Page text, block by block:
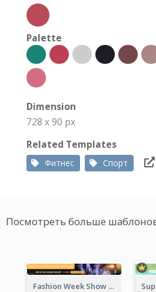
Palette
Dimension
728 x 90 px
Related Templates
Фитнес Спорт
Посмотреть больше
Fashion Week Show Banner Ad